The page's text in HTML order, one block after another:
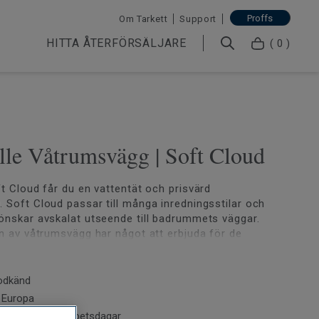
Om Tarkett Support Proffs
HITTA ÅTERFÖRSÄLJARE ( 0 )
Våtrumsvägg | Soft Cloud
Cloud får du en vattentät och prisvärd
Soft Cloud passar till många inredningsstilar och
avskalat utseende till badrummets väggar.
av våtrumsvägg har något att erbjuda för de
innehåller ett brett sortiment av klassiska,
vanligtvis horisontellt och sveps runt
blir det bara en enda skarv, vilket innebär att du
normalt 2-6 arbetsdagar